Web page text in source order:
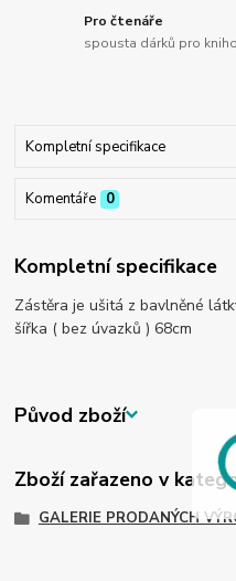
Pro čtenáře
spousta dárků pro
Kompletní specifikace
Komentáře 0
Kompletní specifikace
Zástěra je ušitá z bavlněné
šířka ( bez úvazků ) 68cm
Původ zboží
Zboží zařazeno v
GALERIE PRODANÝCH